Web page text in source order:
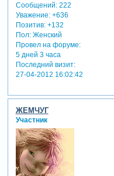
Сообщений:222
Уважение: +636
Позитив: +132
Пол:Женский
Провел на форуме:
5 дней 3 часа
Последний визит:
27-04-2012 16:02:42
ЖЕМЧУГ
Участник